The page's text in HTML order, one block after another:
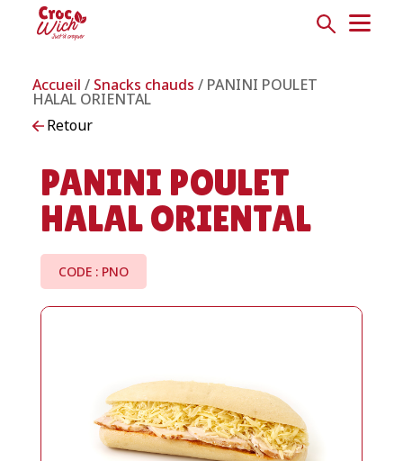
Accueil / Snacks chauds / PANINI POULET
HALAL ORIENTAL
Retour
PANINI POULET
HALAL ORIENTAL
CODE : PNO